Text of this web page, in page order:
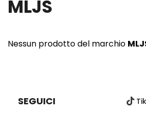
MLJS
Nessun prodotto del marchio
SEGUICI